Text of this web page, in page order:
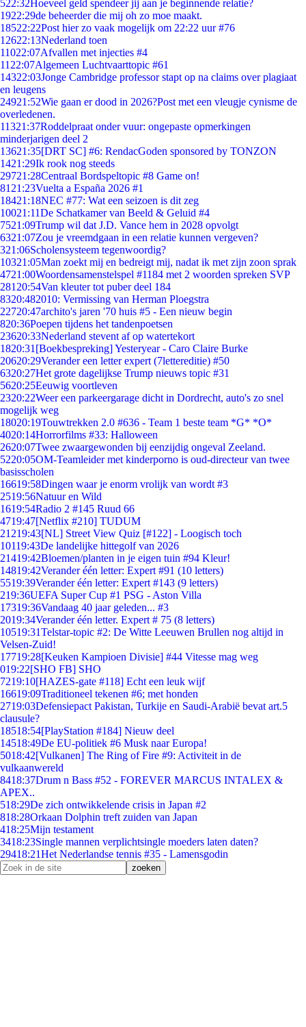
522:32Hoeveel geld spendeer jij aan je beginnende relatie?
1922:29de beheerder die mij oh zo moe maakt.
18522:22Post hier zo vaak mogelijk om 22:22 uur #76
12622:13Nederland toen
11022:07Afvallen met injecties #4
11 22:07Algemeen Luchtvaarttopic #61
14322:03Jonge Cambridge professor stapt op na claims over plagiaat
en leugens
24921:52Wie gaan er dood in 2026?Post met een vleugje cynisme de
overledenen.
11321:37Roddelpraat onder vuur: ongepaste opmerkingen
minderjarigen deel 2
13621:35[DRT SC] #6: RendacGoden sponsored by TONZON
1421:29Ik rook nog steeds
29721:28Centraal Bordspeltopic #8 Game on!
81 21:23Vuelta a España 2026 #1
18421:18NEC #77: Wat een seizoen is dit zeg
10021:11De Schatkamer van Beeld & Geluid #4
7521:09Trump wil dat J.D. Vance hem in 2028 opvolgt
6321:07Zou je vreemdgaan in een relatie kunnen vergeven?
321:06Scholensysteem tegenwoordig?
10321:05Man zoekt mij en bedreigt mij, nadat ik met zijn zoon sprak
4721:00Woordensamenstelspel #1184 met 2 woorden spreken SVP
281 20:54Van kleuter tot puber deel 184
8320:482010: Vermissing van Herman Ploegstra
22720:47archito's jaren '70 huis #5 - Een nieuw begin
820:36Poepen tijdens het tandenpoetsen
23620:33Nederland stevent af op watertekort
1820:31 [Boekbespreking] Yesteryear - Caro Claire Burke
20620:29Verander een letter expert (7lettereditie) #50
6320:27Het grote dagelijkse Trump nieuws topic #31
5620:25Eeuwig voortleven
2320:22Weer een parkeergarage dicht in Dordrecht, auto's zo snel
mogelijk weg
18020:19Touwtrekken 2.0 #636 - Team 1 beste team *G* *O*
4020:14Horrorfilms #33: Halloween
2620:07Twee zwaargewonden bij eenzijdig ongeval Zeeland.
5220:05OM-Teamleider met kinderporno is oud-directeur van twee
basisscholen
16619:58Dingen waar je enorm vrolijk van wordt #3
2519:56Natuur en Wild
1619:54Radio 2 #145 Ruud 66
4719:47[Netflix #210] TUDUM
21219:43[NL] Street View Quiz [#122] - Loogisch toch
10119:43De landelijke hittegolf van 2026
21419:42Bloemen/planten in je eigen tuin #94 Kleur!
14819:42Verander één letter: Expert #91 (10 letters)
5519:39Verander één letter: Expert #143 (9 letters)
219:36UEFA Super Cup #1 PSG - Aston Villa
17319:36Vandaag 40 jaar geleden... #3
2019:34Verander één letter. Expert # 75 (8 letters)
10519:31Telstar-topic #2: De Witte Leeuwen Brullen nog altijd in
Velsen-Zuid!
17719:28[Keuken Kampioen Divisie] #44 Vitesse mag weg
019:22[SHO FB] SHO
7219:10[HAZES-gate #118] Echt een leuk wijf
16619:09Traditioneel tekenen #6; met honden
2719:03Defensiepact Pakistan, Turkije en Saudi-Arabië bevat art.5
clausule?
18518:54[PlayStation #184] Nieuw deel
14518:49De EU-politiek #6 Musk naar Europa!
5018:42[Vulkanen] The Ring of Fire #9: Activiteit in de
vulkaanwereld
8418:37Drum n Bass #52 - FOREVER MARCUS INTALEX &
APEX..
518:29De zich ontwikkelende crisis in Japan #2
818:28Orkaan Dolphin treft zuiden van Japan
418:25Mijn testament
3418:23Single mannen verplichtsingle moeders laten daten?
29418:21Het Nederlandse tennis #35 - Lamensgodin